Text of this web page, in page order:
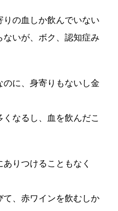
の血しか飲んでいない
いが、ボク、認知症み
に、身寄りもないし金
なるし、血を飲んだこ
りつけることもなく
、赤ワインを飲むしか